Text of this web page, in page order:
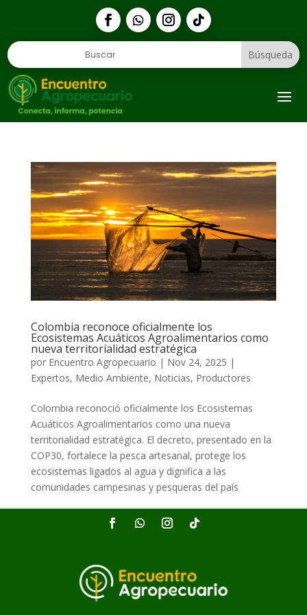
Colombia reconoce oficialmente los
Ecosistemas Acuáticos Agroalimentarios como
nueva territorialidad estratégica
por Encuentro Agropecuario | Nov 24, 2025 |
Expertos, Medio Ambiente, Noticias, Productores
Colombia reconoció oficialmente los Ecosistemas
Acuáticos Agroalimentarios como una nueva
territorialidad estratégica. El decreto, presentado en la
COP30, fortalece la pesca artesanal, protege los
ecosistemas ligados al agua y dignifica a las
comunidades campesinas y pesqueras del país